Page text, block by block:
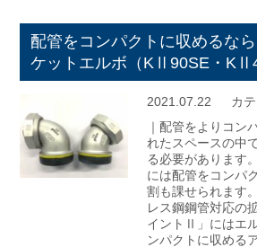
配管をコンパクトに収めるな
ケットエルボ（KⅡ90SE・
2021.07.22 カ
｜配管をよりコ
れたスペースの中
る必要があります
には配管をコンパ
割も課せられます
レス鋼鋼管対応の
イントⅡ」にはエ
ンパクトに収める